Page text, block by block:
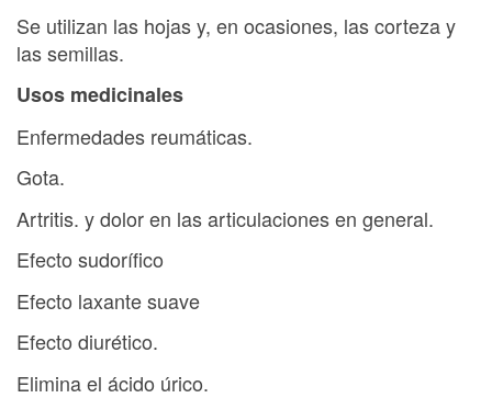
Se utilizan las hojas y, en ocasiones, las corteza y
las semillas.
Usos medicinales
Enfermedades reumáticas.
Gota.
Artritis. y dolor en las articulaciones en general.
Efecto sudorífico
Efecto laxante suave
Efecto diurético.
Elimina el ácido úrico.